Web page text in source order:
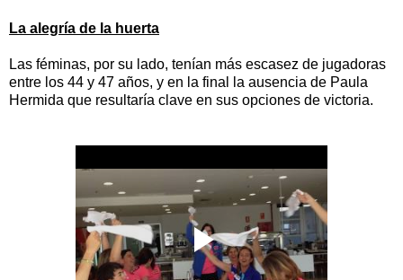
La alegría de la huerta
Las féminas, por su lado, tenían más escasez de jugadoras
entre los 44 y 47 años, y en la final la ausencia de Paula
Hermida que resultaría clave en sus opciones de victoria.